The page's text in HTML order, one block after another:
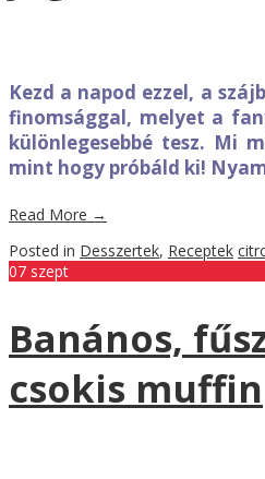
Kezd a napod ezzel, a
finomsággal, melyet a
különlegesebbé tesz. Mi
mint hogy próbáld ki!
Read More →
Posted in Desszertek, Receptek
07 szept
Banános,
csokis muffin